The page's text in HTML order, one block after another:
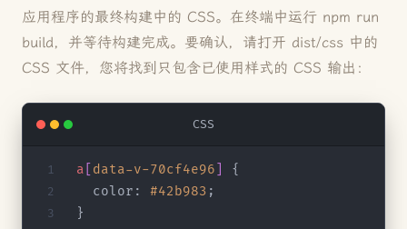
应用程序的最终构建中的 CSS。在终端中运行 npm run
build，并等待构建完成。要确认，请打开 dist/css 中的
CSS 文件，您将找到只包含已使用样式的 CSS 输出：
CSS
a data-v-70cf4e96
{
  color:
#42b983 ;
}